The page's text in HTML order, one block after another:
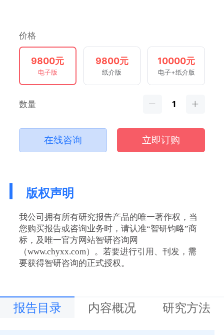
价格
9800元
电子版
9800元
纸介版
10000元
电子+纸介版
数量
在线咨询 立即订购
版权声明
我公司拥有所有研究报告产品的唯一著作权，当
您购买报告或咨询业务时，请认准“智研钧略”商
标，及唯一官方网站智研咨询网
（www.chyxx.com）。若要进行引用、刊发，需
要获得智研咨询的正式授权。
报告目录 内容概况 研究方法